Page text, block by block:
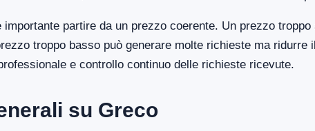
importante partire da un prezzo coerente. Un prezzo
troppo basso può generare molte richieste ma
e controllo continuo delle richieste ricevute.
su Greco